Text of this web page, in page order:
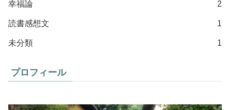
幸福論 2
読書感想文 1
未分類 1
プロフィール